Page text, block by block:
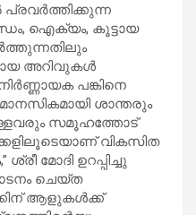
ഐക്യം, കൂട്ടായ
അറിവുകൾ
പങ്കിനെ
ശാന്തരും
സമൂഹത്തോട്
വികസിത
മോദി ഉറപ്പിച്ചു
ചെയ്ത
ആളുകൾക്ക്